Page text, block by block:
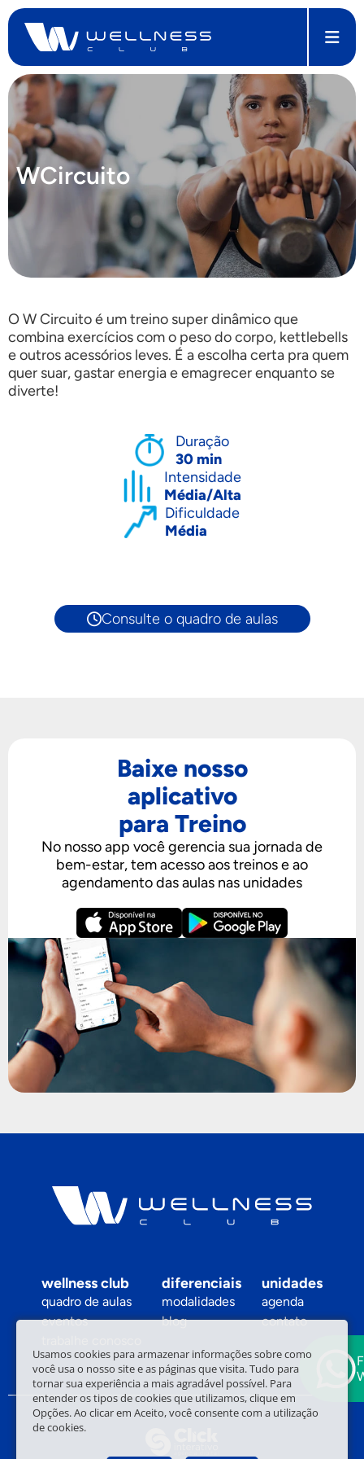
WCircuito
O W Circuito é um treino super dinâmico que
combina exercícios com o peso do corpo, kettlebells
e outros acessórios leves. É a escolha certa pra quem
quer suar, gastar energia e emagrecer enquanto se
diverte!
Duração
30 min
Intensidade
Média/Alta
Dificuldade
Média
Consulte o quadro de aulas
Baixe nosso
aplicativo
para Treino
No nosso app você gerencia sua jornada de
bem-estar, tem acesso aos treinos e ao
agendamento das aulas nas unidades
wellness club diferenciais unidades
quadro de aulas modalidades
agenda
eventos
blog
contato
Usamos cookies para armazenar informações sobre como
você usa o nosso site e as páginas que visita. Tudo para
tornar sua experiência a mais agradável possível. Para
entender os tipos de cookies que utilizamos, clique em
Opções. Ao clicar em Aceito, você consente com a utilização
de cookies.